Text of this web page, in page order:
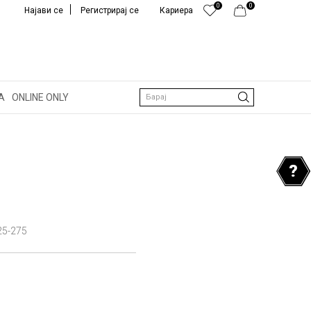
0
0
Кариера
Најави се Регистрирај се
ONLINE ONLY Барај
275